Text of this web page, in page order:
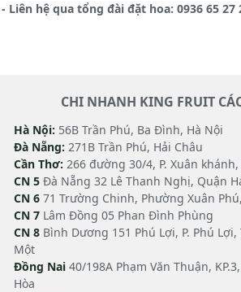
- Liên hệ qua tổng đài đặt hoa: 0936 65 27
CHI NHANH KING FRUIT
Hà Nội: 56B Trần Phú, Ba Đình, Hà Nội
Đà Nẵng: 271B Trần Phú, Hải Châu
Cần Thơ: 266 đường 30/4, P. Xuân
CN 5 Đà Nẵng 32 Lê Thanh Nghị, Quận
CN 6 71 Trường Chinh, Phường Xuân
CN 7 Lâm Đồng 05 Phan Đình Phùng
CN 8 Bình Dương 151 Phú Lợi, P. Phú Lợi,
Một
Đồng Nai 40/198A Phạm Văn Thuận,
Hòa